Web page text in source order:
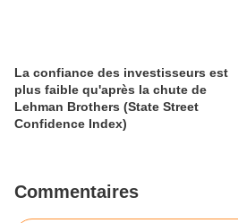
La confiance des investisseurs est
plus faible qu'après la chute de
Lehman Brothers (State Street
Confidence Index)
Commentaires